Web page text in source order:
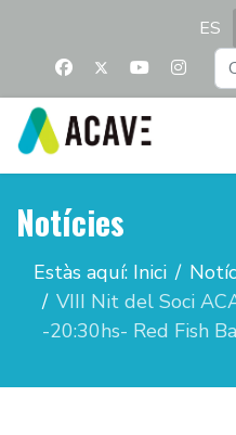
ES
Notícies
Estàs aquí: Inici
VIII Nit del Soci
-20:30hs- Red Fish